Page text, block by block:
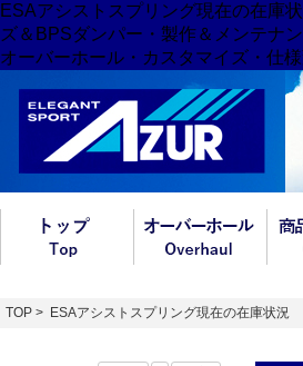
ESAアシストスプリング現在の在庫
ズ＆BPSダンパー・製作＆メンテナ
オーバーホール・カスタマイズ・仕
TOP > ESAアシストスプリング現在の在庫状況